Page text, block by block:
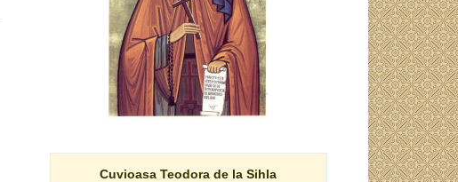
Cuvioasa Teodora de la Sihla